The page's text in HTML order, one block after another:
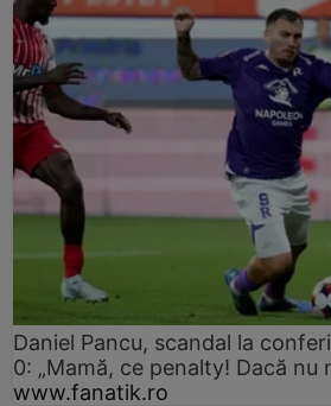
Daniel Pancu, scandal la
0: „Mamă, ce penalty! Dacă nu
www.fanatik.ro